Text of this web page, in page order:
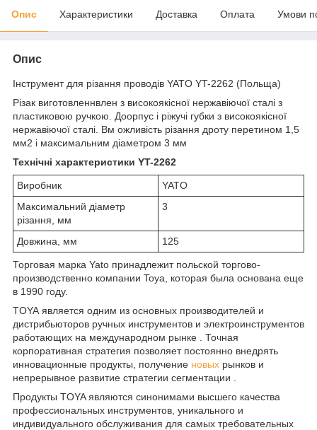
Опис Характеристики Доставка Оплата Умови
Опис
Інструмент для різання проводів YATO YT-2262 (Польща)
Різак виготовленнвлен з високоякісної нержавіючої сталі з
пластиковою ручкою. Доорпус і ріжучі губки з високоякісної
нержавіючої сталі. Вм ожливість різання дроту перетином 1,5
мм2 і максимальним діаметром 3 мм
Технічні характеристики YT-2262
Виробник
YATO
Максимальний діаметр
різання, мм
3
Довжина, мм 125
Торговая марка Yato принадлежит польской торгово-
производственно компании Toya, которая была основана еще
в 1990 году.
TOYA является одним из основных производителей и
дистрибьюторов ручных инструментов и электроинструментов
работающих на международном рынке . Точная
корпоративная стратегия позволяет постоянно внедрять
инновационные продукты, получение новых рынков и
непрерывное развитие стратегии сегментации .
Продукты TOYA являются синонимами высшего качества
профессиональных инструментов, уникального и
индивидуального обслуживания для самых требовательных